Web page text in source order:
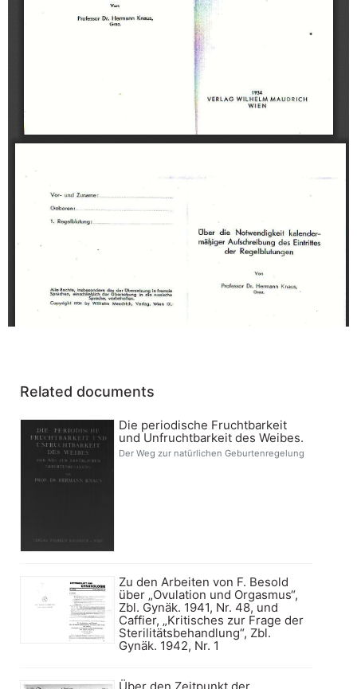
Related documents
Die periodische Fruchtbarkeit
und Unfruchtbarkeit des Weibes.
Der Weg zur natürlichen Geburtenregelung
Zu den Arbeiten von F. Besold
über „Ovulation und Orgasmus“,
Zbl. Gynäk. 1941, Nr. 48, und
Caffier, „Kritisches zur Frage der
Sterilitätsbehandlung“, Zbl.
Gynäk. 1942, Nr. 1